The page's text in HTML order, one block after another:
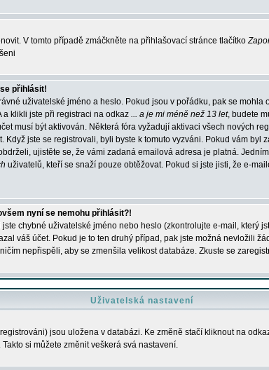
V tomto případě zmáčkněte na přihlašovací stránce tlačítko
přihlásit!
uživatelské jméno a heslo. Pokud jsou v pořádku, pak se
a klikli jste při registraci na odkaz ... a je mi méně než 13 let, budete
musí být aktivován. Některá fóra vyžadují aktivaci všech nových
Když jste se registrovali, byli byste k tomuto vyzváni. Pokud vám byl
ujistěte se, že vámi zadaná emailová adresa je platná.
uživatelů, kteří se snaží pouze obtěžovat. Pokud si jste jisti, že e-
nyní se nemohu přihlásit?!
chybné uživatelské jméno nebo heslo (zkontrolujte e-mail, který
váš účet. Pokud je to ten druhý případ, pak jste možná nevložili
nepřispěli, aby se zmenšila velikost databáze. Zkuste se
Uživatelská nastavení
jsou uložena v databázi. Ke změně stačí kliknout na
si můžete změnit veškerá svá nastavení.